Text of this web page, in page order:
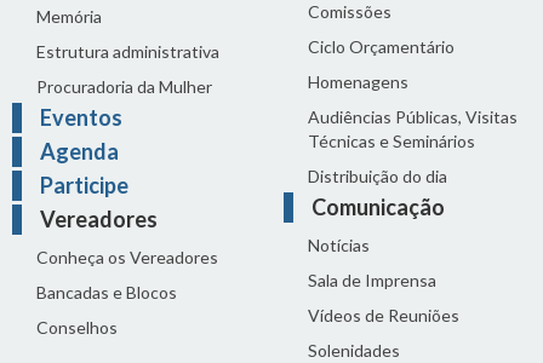
Memória
Estrutura administrativa
Procuradoria da Mulher
Eventos
Agenda
Participe
Vereadores
Conheça os Vereadores
Bancadas e Blocos
Conselhos
Comissões
Ciclo Orçamentário
Homenagens
Audiências Públicas, Visitas
Técnicas e Seminários
Distribuição do dia
Comunicação
Notícias
Sala de Imprensa
Vídeos de Reuniões
Solenidades